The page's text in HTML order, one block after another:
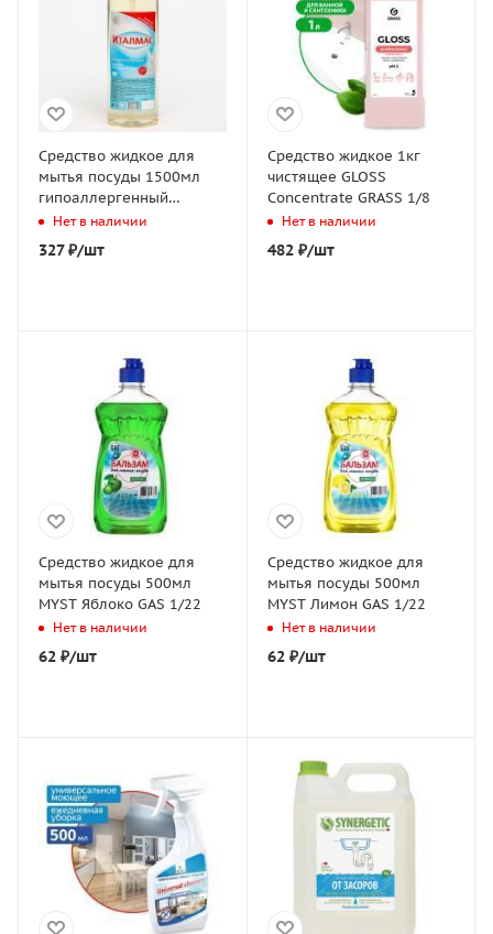
Средство жидкое для
мытья посуды 1500мл
гипоаллергенный
Италмас 1/12
Нет в наличии
327₽/шт
Средство жидкое 1кг
чистящее GLOSS
Concentrate GRASS 1/8
Нет в наличии
482₽/шт
Средство жидкое для
мытья посуды 500мл
MYST Яблоко GAS 1/22
Нет в наличии
62 ₽/шт
Средство жидкое для
мытья посуды 500мл
MYST Лимон GAS 1/22
Нет в наличии
62₽/шт